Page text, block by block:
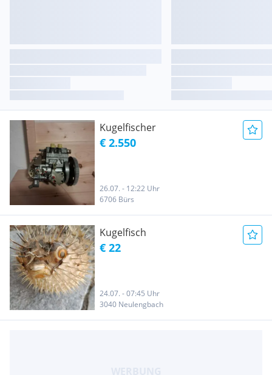
Kugelfischer
€ 2.550
26.07. - 12:22 Uhr
6706 Bürs
Kugelfisch
€ 22
24.07. - 07:45 Uhr
3040 Neulengbach